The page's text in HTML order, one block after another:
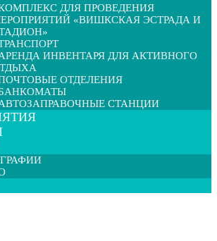
ДЛЯ ПРОВЕДЕНИЯ
«ВИШКСКАЯ ЭСТРАДА И
ИНВЕНТАРЯ ДЛЯ АКТИВНОГО
ОТДЕЛЕНИЯ
СТАНЦИИ